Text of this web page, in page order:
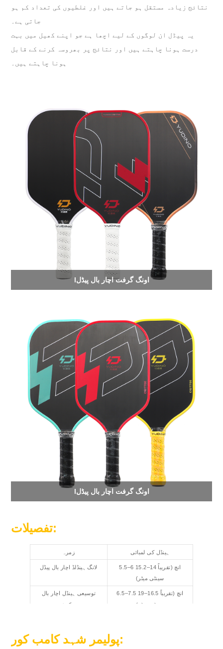
نتائج زیادہ مستقل ہو جاتے ہیں اور غلطیوں کی تعداد کم ہو
جاتی ہے۔
یہ پیڈل ان لوگوں کے لیے اچھا ہے جو اپنے کھیل میں بہت
درست ہونا چاہتے ہیں اور نتائج پر بھروسہ کرنے کے قابل
ہونا چاہتے ہیں۔
lاونگ گرفت اچار بال پیڈل
lاونگ گرفت اچار بال پیڈل
تفصیلات:
زمرہ ہینڈل کی لمبائی
لانگ ہینڈلڈ اچار بال پیڈل 5.5–6 انچ (تقریباً 14–15.2
سینٹی میٹر)
توسیعی ہینڈل اچار بال
ریکیٹ
6.5–7.5 انچ (تقریباً 16.5–19
سینٹی میٹر)
پولیمر شہد کامب کور: